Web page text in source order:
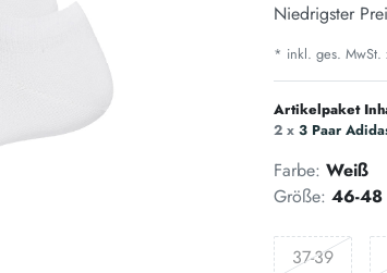
Niedrigster
* inkl. ges. MwSt.
Artikelpaket
2 x 3 Paar
Farbe: Weiß
Größe: 46-48
37-39